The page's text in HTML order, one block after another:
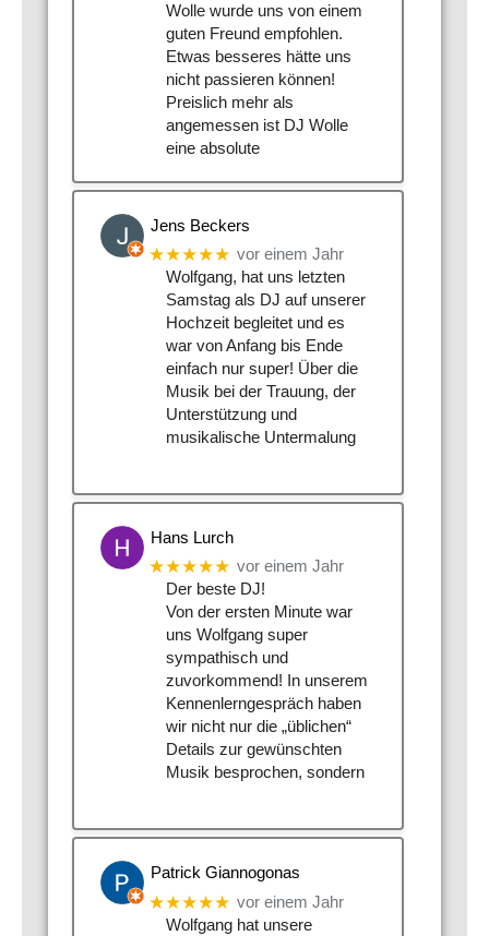
Wolle wurde uns von einem
guten Freund empfohlen.
Etwas besseres hätte uns
nicht passieren können!
Preislich mehr als
angemessen ist DJ Wolle
eine absolute
Jens Beckers
★★★★★ vor einem Jahr
Wolfgang, hat uns letzten
Samstag als DJ auf unserer
Hochzeit begleitet und es
war von Anfang bis Ende
einfach nur super! Über die
Musik bei der Trauung, der
Unterstützung und
musikalische Untermalung
Hans Lurch
★★★★★ vor einem Jahr
Der beste DJ!
Von der ersten Minute war
uns Wolfgang super
sympathisch und
zuvorkommend! In unserem
Kennenlerngespräch haben
wir nicht nur die „üblichen“
Details zur gewünschten
Musik besprochen, sondern
Patrick Giannogonas
★★★★★ vor einem Jahr
Wolfgang hat unsere